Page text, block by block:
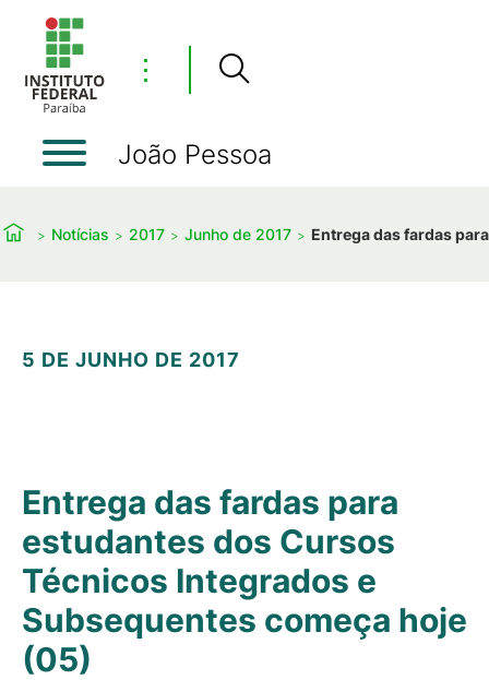
⋮
João Pessoa
Notícias 2017 Junho de 2017 Entrega das fardas
5 DE JUNHO DE 2017
Entrega das fardas para
estudantes dos Cursos
Técnicos Integrados e
Subsequentes começa hoje
(05)